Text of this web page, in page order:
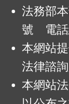
法務部
號 電話
本網站
法律諮詢
本網站